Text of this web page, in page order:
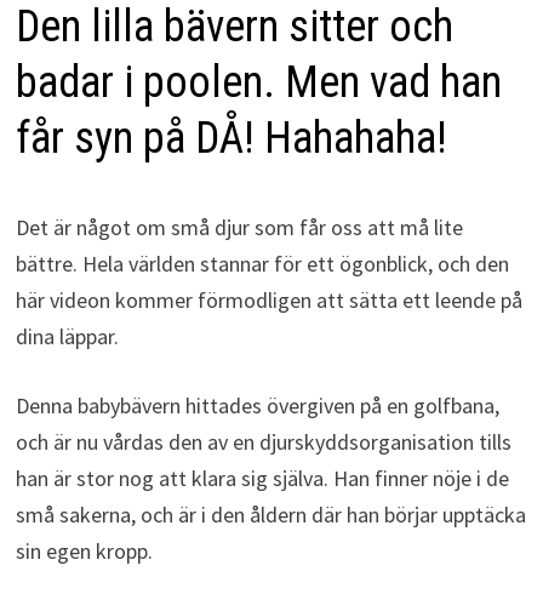
Den lilla bävern sitter och
badar i poolen. Men vad han
får syn på DÅ! Hahahaha!
Det är något om små djur som får oss att må lite
bättre. Hela världen stannar för ett ögonblick, och den
här videon kommer förmodligen att sätta ett leende på
dina läppar.
Denna babybävern hittades övergiven på en golfbana,
och är nu vårdas den av en djurskyddsorganisation tills
han är stor nog att klara sig själva. Han finner nöje i de
små sakerna, och är i den åldern där han börjar upptäcka
sin egen kropp.